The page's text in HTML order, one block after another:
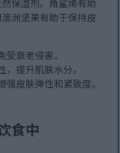
保湿剂。角鲨烯有助
洲坚果有助于保持皮
衰老侵害。
提升肌肤水分。
皮肤弹性和紧致度。
食中